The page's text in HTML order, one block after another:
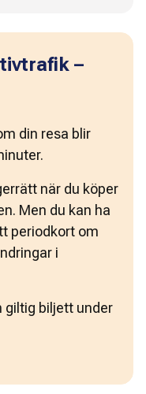
–
din resa blir
när du köper
Men du kan ha
periodkort om
i
giltig biljett under